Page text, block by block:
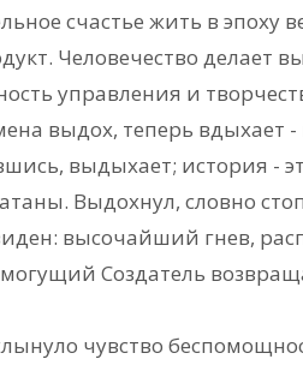
счастье жить в эпоху
Человечество делает
управления и
выдох, теперь
выдыхает; история -
Выдохнул, словно
высочайший гнев,
Создатель
чувство